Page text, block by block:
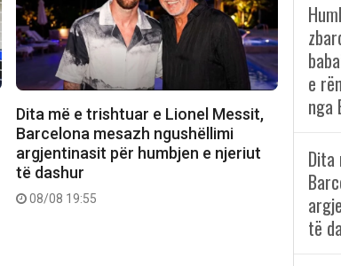
Dita më e trishtuar e Lionel Messit,
Barcelona mesazh ngushëllimi
argjentinasit për humbjen e njeriut
të dashur
08/08 19:55
e
nga
të